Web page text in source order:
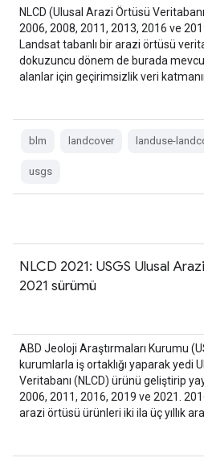
NLCD (Ulusal Arazi Örtüsü
2006, 2008, 2011, 2013, 2016 ve
Landsat tabanlı bir arazi örtüsü
dokuzuncu dönem de burada
alanlar için geçirimsizlik veri
blm landcover landuse-
usgs
NLCD 2021: USGS Ulusal
2021 sürümü
ABD Jeoloji Araştırmaları Kurumu
kurumlarla iş ortaklığı yaparak yedi
Veritabanı (NLCD) ürünü geliştirip
2006, 2011, 2016, 2019 ve 2021.
arazi örtüsü ürünleri iki ila üç yıllık